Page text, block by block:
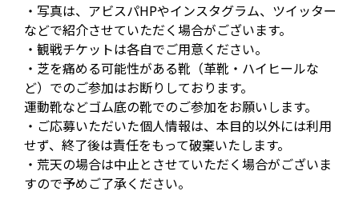
・写真は、アビスパHPやインスタグラム、ツイッター
などで紹介させていただく場合がございます。
・観戦チケットは各自でご用意ください。
・芝を痛める可能性がある靴（革靴・ハイヒールな
ど）でのご参加はお断りしております。
運動靴などゴム底の靴でのご参加をお願いします。
・ご応募いただいた個人情報は、本目的以外には利用
せず、終了後は責任をもって破棄いたします。
・荒天の場合は中止とさせていただく場合がございま
すので予めご了承ください。